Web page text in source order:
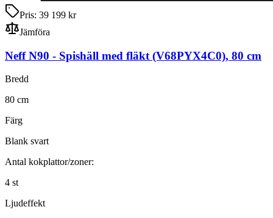
Pris: 39 199 kr
Jämföra
Neff N90 - Spishäll med fläkt (V68PYX4C0), 80 cm
Bredd
80 cm
Färg
Blank svart
Antal kokplattor/zoner:
4 st
Ljudeffekt